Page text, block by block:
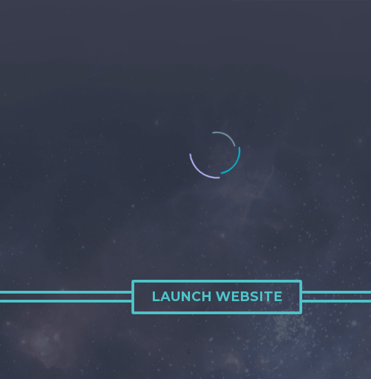
LAUNCH WEBSITE